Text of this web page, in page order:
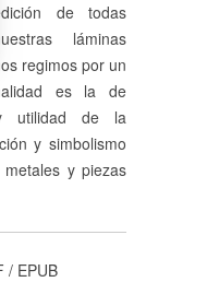
de todas
láminas
regimos por un
es la de
utilidad de la
y simbolismo
y piezas
/ EPUB